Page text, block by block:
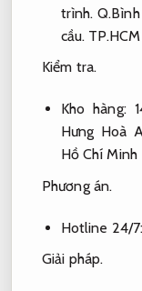
trình.
cầu. TP.HCM
Kiểm tra.
Kho hàng:
Hưng Hoà
Hồ Chí Minh
Phương án.
Hotline 24/
Giải pháp.